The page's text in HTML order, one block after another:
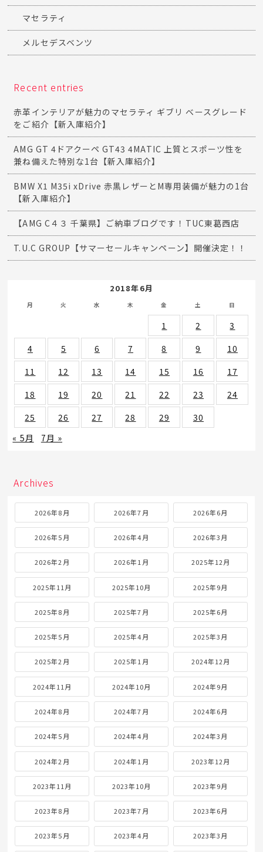
マセラティ
メルセデスベンツ
Recent entries
赤革インテリアが魅力のマセラティ ギブリ ベースグレード
をご紹介【新入庫紹介】
AMG GT 4ドアクーペ GT43 4MATIC 上質とスポーツ性を
兼ね備えた特別な1台【新入庫紹介】
BMW X1 M35i xDrive 赤黒レザーとM専用装備が魅力の1台
【新入庫紹介】
【AMG C４３ 千葉県】ご納車ブログです！TUC東葛西店
T.U.C GROUP【サマーセールキャンペーン】開催決定！！
2018年6月
月 火 水 木 金 土 日
1 2
3
4
5 6 7 8 9
10
11
12 13 14 15 16
17
18
19 20 21 22 23
24
25
26 27 28 29
30
« 5月
7月 »
Archives
2026年8月 2026年7月 2026年6月
2026年5月 2026年4月 2026年3月
2026年2月 2026年1月 2025年12月
2025年11月 2025年10月 2025年9月
2025年8月 2025年7月 2025年6月
2025年5月 2025年4月 2025年3月
2025年2月 2025年1月 2024年12月
2024年11月 2024年10月 2024年9月
2024年8月 2024年7月 2024年6月
2024年5月 2024年4月 2024年3月
2024年2月 2024年1月 2023年12月
2023年11月 2023年10月 2023年9月
2023年8月 2023年7月 2023年6月
2023年5月 2023年4月 2023年3月